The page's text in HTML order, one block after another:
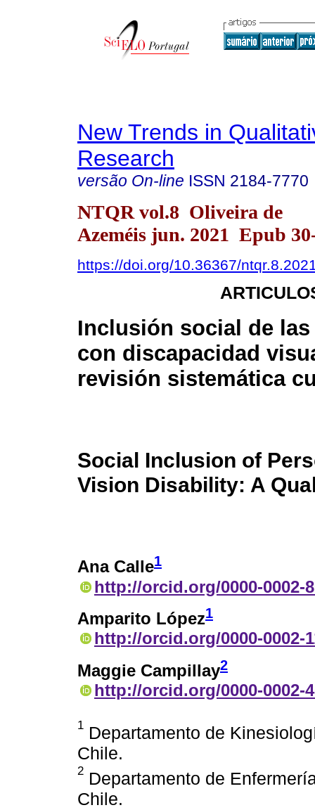
New Trends in
Research
versão On-line ISSN 2184-7770
NTQR vol.8 Oliveira de
Azeméis jun. 2021 Epub
https://doi.org/10.36367/
Inclusión social de
con discapacidad
revisión sistemática
Social Inclusion of
Vision Disability: A
Ana Calle1
http://orcid.org/0000-0002-
Amparito López1
http://orcid.org/0000-0002-
Maggie Campillay2
http://orcid.org/0000-0002-
1 Departamento de
Chile.
2 Departamento de
Chile.